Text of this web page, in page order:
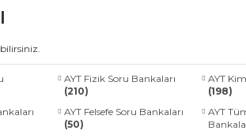
AYT Fizik Soru Bankaları
(210)
AYT
(198)
AYT Felsefe Soru Bankaları
(50)
AYT